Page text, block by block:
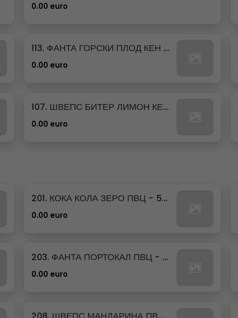
0.00 euro
113. ФАНТА ГОРСКИ ПЛОД КЕН - 330МЛ.
0.00 euro
107. ШВЕПС БИТЕР ЛИМОН КЕН - 330МЛ.
0.00 euro
201. КОКА КОЛА ЗЕРО ПВЦ - 500МЛ.
0.00 euro
203. ФАНТА ПОРТОКАЛ ПВЦ - 500МЛ.
0.00 euro